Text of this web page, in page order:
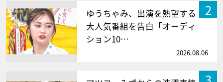
2
ゆうちゃみ、出演を熱望する
大人気番組を告白「オーディ
ション10…
2026.08.06